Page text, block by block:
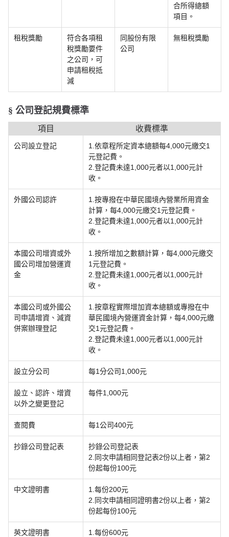
合所得總額
項目。
租稅獎勵
符合各項租
稅獎勵要件
之公司，可
申請租稅抵
減
同股份有限
公司
無租稅獎勵
§ 公司登記規費標準
項目 收費標準
公司設立登記
1.依章程所定資本總額每4,000元繳交1
元登記費。
2.登記費未達1,000元者以1,000元計
收。
外國公司認許
1.按專撥在中華民國境內營業所用資金
計算，每4,000元繳交1元登記費。
2.登記費未達1,000元者以1,000元計
收。
本國公司增資或外
國公司增加營運資
金
1.按所增加之數額計算，每4,000元繳交
1元登記費。
2.登記費未達1,000元者以1,000元計
收。
本國公司或外國公
司申請增資、減資
併案辦理登記
1.按章程實際增加資本總額或專撥在中
華民國境內營運資金計算，每4,000元繳
交1元登記費。
2.登記費未達1,000元者以1,000元計
收。
設立分公司 每1分公司1,000元
設立、認許、增資
以外之變更登記
每件1,000元
查閱費 每1公司400元
抄錄公司登記表
抄錄公司登記表
2.同次申請相同登記表2份以上者，第2
份起每份100元
中文證明書
1.每份200元
2.同次申請相同證明書2份以上者，第2
份起每份100元
英文證明書 1.每份600元